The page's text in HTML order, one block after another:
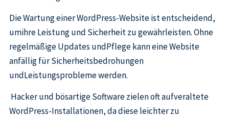
Die Wartung einer WordPress-Website ist entscheidend,
umihre Leistung und Sicherheit zu gewährleisten. Ohne
regelmäßige Updates undPflege kann eine Website
anfällig für Sicherheitsbedrohungen
undLeistungsprobleme werden.
Hacker und bösartige Software zielen oft aufveraltete
WordPress-Installationen, da diese leichter zu